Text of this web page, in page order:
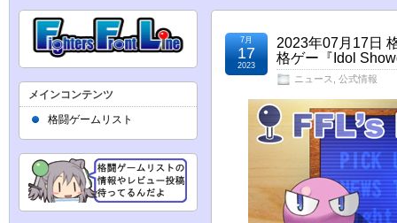
2023年07月17日
格ゲー『Idol
ニュース 公式情報
7月
17
2023
メインコンテンツ
格闘ゲームリスト